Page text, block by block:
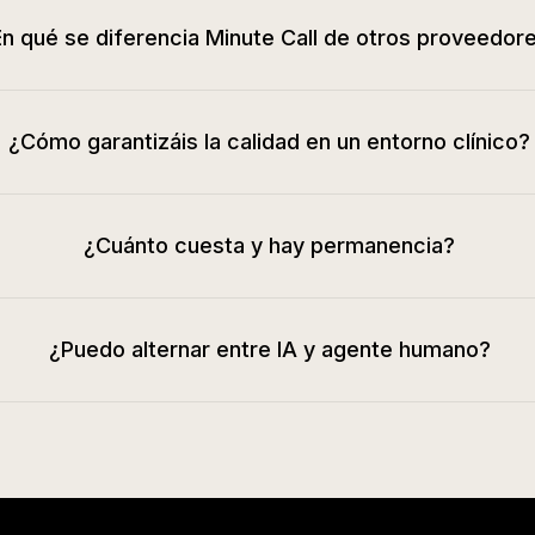
qué se diferencia Minute Call de otros
¿Cómo garantizáis la calidad en un entorno clínico?
¿Cuánto cuesta y hay permanencia?
¿Puedo alternar entre IA y agente humano?